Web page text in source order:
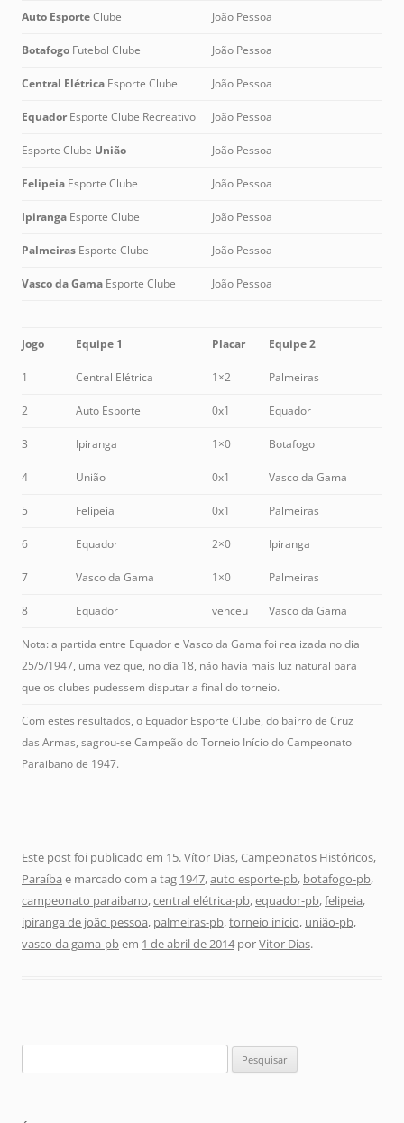
Auto EsporteClube João Pessoa
Botafogo Futebol Clube João Pessoa
Central Elétrica Esporte Clube João Pessoa
Equador Esporte Clube Recreativo João Pessoa
Esporte Clube União João Pessoa
Felipeia Esporte Clube João Pessoa
Ipiranga Esporte Clube João Pessoa
Palmeiras Esporte Clube João Pessoa
Vasco da Gama Esporte Clube João Pessoa
Jogo Equipe 1 Placar Equipe 2
1 Central Elétrica 1×2 Palmeiras
2 Auto Esporte 0x1 Equador
3 Ipiranga 1×0 Botafogo
4 União 0x1 Vasco da Gama
5 Felipeia 0x1 Palmeiras
6 Equador 2×0 Ipiranga
7 Vasco da Gama 1×0 Palmeiras
8 Equador venceu Vasco da Gama
Nota: a partida entre Equador e Vasco da Gama foi realizada no dia
25/5/1947, uma vez que, no dia 18, não havia mais luz natural para
que os clubes pudessem disputar a final do torneio.
Com estes resultados, o Equador Esporte Clube, do bairro de Cruz
das Armas, sagrou-se Campeão do Torneio Início do Campeonato
Paraibano de 1947.
Este post foi publicado em 15. Vítor Dias,Campeonatos Históricos,
Paraíba e marcado com a tag 1947,auto esporte-pb, botafogo-pb,
campeonato paraibano,central elétrica-pb,equador-pb,felipeia,
ipiranga de joão pessoa, palmeiras-pb,torneio início, união-pb,
vasco da gama-pbem 1 de abril de 2014porVitor Dias.
por: